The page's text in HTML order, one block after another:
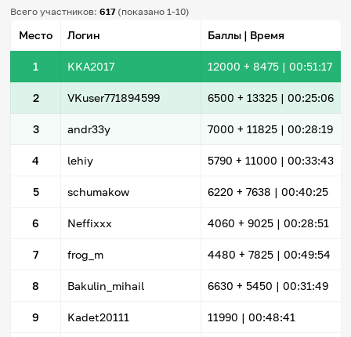
Всего участников:617(показано 1-10)
Место Логин Баллы | Время
1 KKA2017 12000 + 8475| 00:51:17
2 VKuser771894599 6500 + 13325| 00:25:06
3 andr33y 7000 + 11825| 00:28:19
4 lehiy 5790 + 11000 | 00:33:43
5 schumakow 6220 + 7638 | 00:40:25
6 Neffixxx 4060 + 9025| 00:28:51
7 frog_m 4480 + 7825| 00:49:54
8 Bakulin_mihail 6630 + 5450 | 00:31:49
9 Kadet20111 11990 | 00:48:41